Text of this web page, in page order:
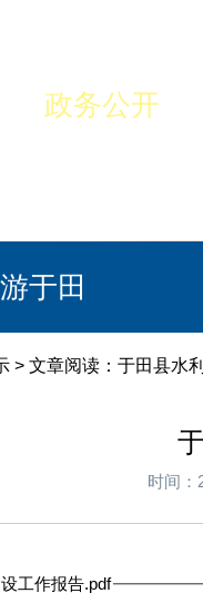
政务公开
于田
> 文章阅读：于田县水
时间：
工作报告.pdf